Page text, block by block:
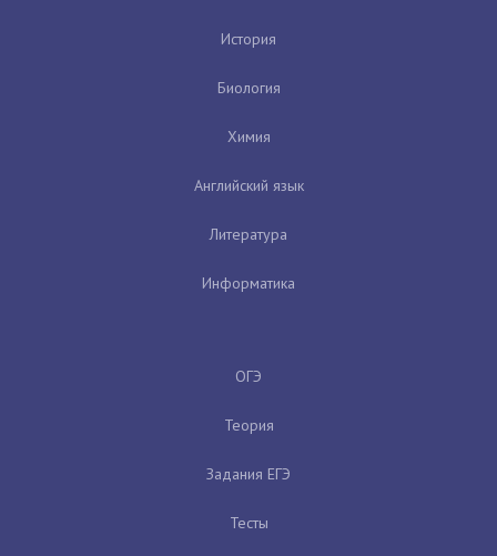
История
Биология
Химия
Английский язык
Литература
Информатика
ОГЭ
Теория
Задания ЕГЭ
Тесты